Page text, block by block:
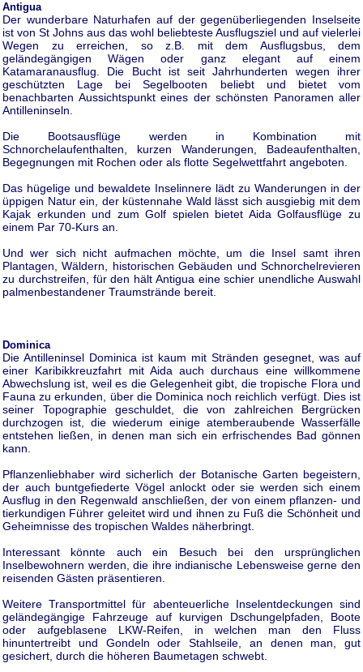
Antigua
Der wunderbare Naturhafen auf der gegenüberliegenden Inselseite
ist von St Johns aus das wohl beliebteste Ausflugsziel und auf vielerlei
Wegen zu erreichen, so z.B. mit dem Ausflugsbus, dem
geländegängigen Wägen oder ganz elegant auf einem
Katamaranausflug. Die Bucht ist seit Jahrhunderten wegen ihrer
geschützten Lage bei Segelbooten beliebt und bietet vom
benachbarten Aussichtspunkt eines der schönsten Panoramen aller
Antilleninseln.
Die Bootsausflüge werden in Kombination mit
Schnorchelaufenthalten, kurzen Wanderungen, Badeaufenthalten,
Begegnungen mit Rochen oder als flotte Segelwettfahrt angeboten.
Das hügelige und bewaldete Inselinnere lädt zu Wanderungen in der
üppigen Natur ein, der küstennahe Wald lässt sich ausgiebig mit dem
Kajak erkunden und zum Golf spielen bietet Aida Golfausflüge zu
einem Par 70-Kurs an.
Und wer sich nicht aufmachen möchte, um die Insel samt ihren
Plantagen, Wäldern, historischen Gebäuden und Schnorchelrevieren
zu durchstreifen, für den hält Antigua eine schier unendliche Auswahl
palmenbestandener Traumstrände bereit.
Dominica
Die Antilleninsel Dominica ist kaum mit Stränden gesegnet, was auf
einer Karibikkreuzfahrt mit Aida auch durchaus eine willkommene
Abwechslung ist, weil es die Gelegenheit gibt, die tropische Flora und
Fauna zu erkunden, über die Dominica noch reichlich verfügt. Dies ist
seiner Topographie geschuldet, die von zahlreichen Bergrücken
durchzogen ist, die wiederum einige atemberaubende Wasserfälle
entstehen ließen, in denen man sich ein erfrischendes Bad gönnen
kann.
Pflanzenliebhaber wird sicherlich der Botanische Garten begeistern,
der auch buntgefiederte Vögel anlockt oder sie werden sich einem
Ausflug in den Regenwald anschließen, der von einem pflanzen- und
tierkundigen Führer geleitet wird und ihnen zu Fuß die Schönheit und
Geheimnisse des tropischen Waldes näherbringt.
Interessant könnte auch ein Besuch bei den ursprünglichen
Inselbewohnern werden, die ihre indianische Lebensweise gerne den
reisenden Gästen präsentieren.
Weitere Transportmittel für abenteuerliche Inselentdeckungen sind
geländegängige Fahrzeuge auf kurvigen Dschungelpfaden, Boote
oder aufgeblasene LKW-Reifen, in welchen man den Fluss
hinuntertreibt und Gondeln oder Stahlseile, an denen man, gut
gesichert, durch die höheren Baumetagen schwebt.